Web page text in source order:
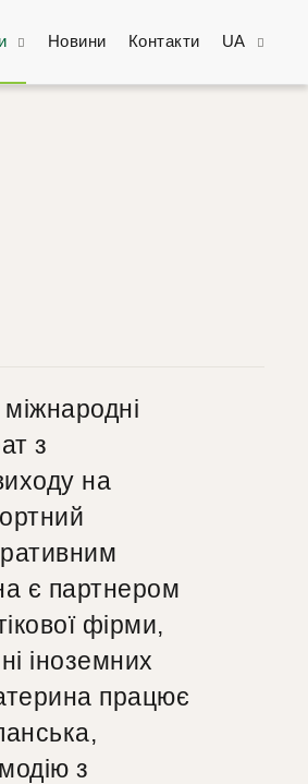
Новини Контакти UA
з
на
є партнером
фірми,
іноземних
працює
з